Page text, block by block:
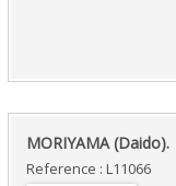
‎MORIYAMA (Daido).‎
Reference : L11066